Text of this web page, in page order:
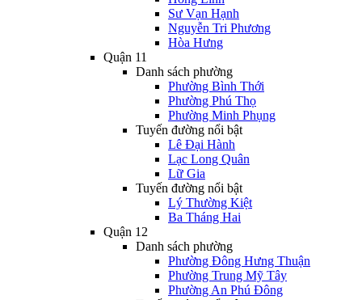
Sư Vạn Hạnh
Nguyễn Tri Phương
Hòa Hưng
Quận 11
Danh sách phường
Phường Bình Thới
Phường Phú Thọ
Phường Minh Phụng
Tuyến đường nổi bật
Lê Đại Hành
Lạc Long Quân
Lữ Gia
Tuyến đường nổi bật
Lý Thường Kiệt
Ba Tháng Hai
Quận 12
Danh sách phường
Phường Đông Hưng Thuận
Phường Trung Mỹ Tây
Phường An Phú Đông